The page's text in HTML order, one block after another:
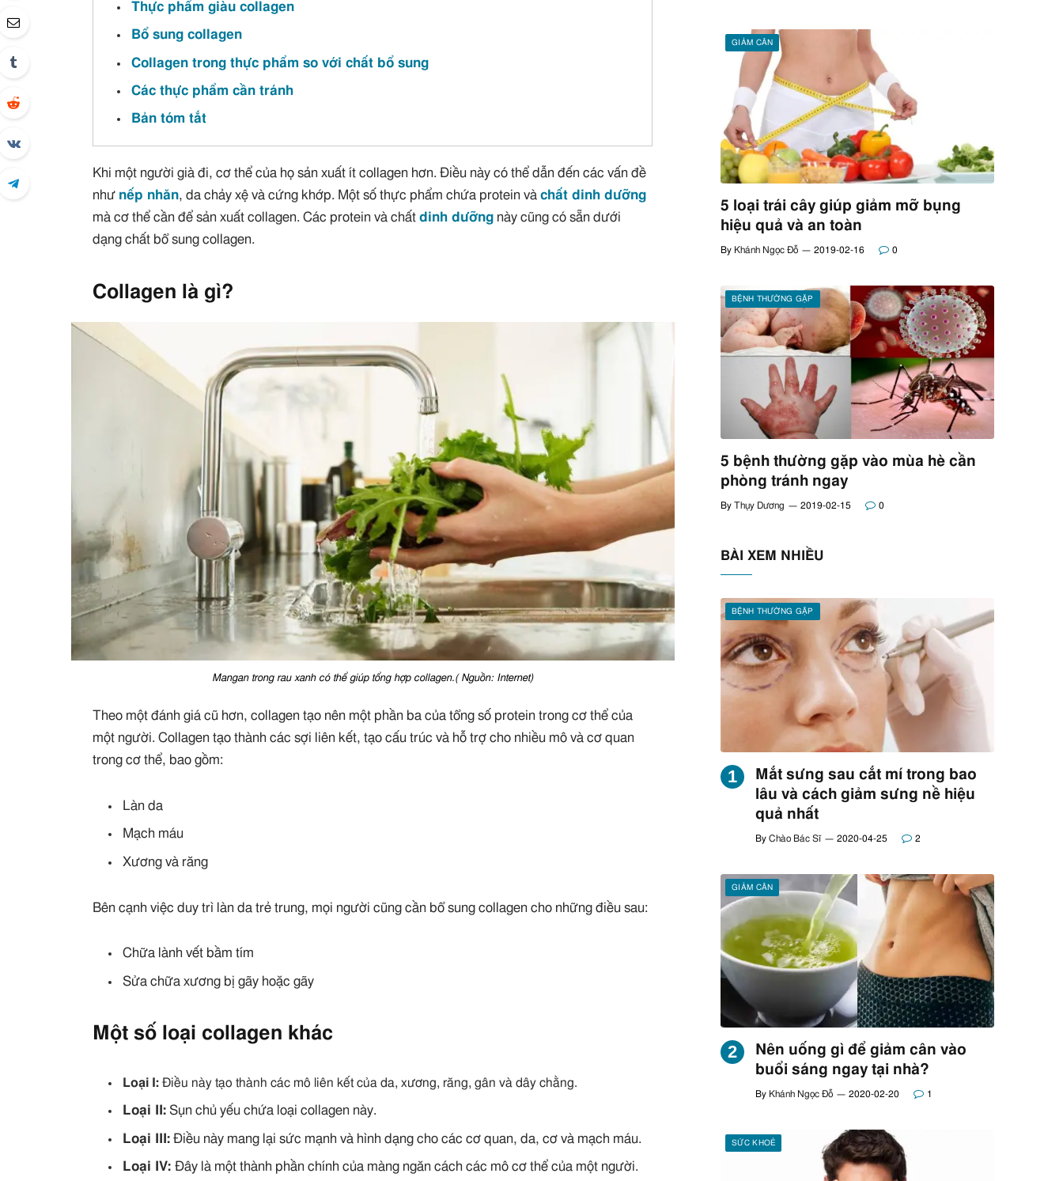
Thực phẩm giàu collagen
Bổ sung collagen
Collagen trong thực phẩm so với chất bổ sung
Các thực phẩm cần tránh
Bản tóm tắt
Khi một người già đi, cơ thể của họ sản xuất ít collagen hơn. Điều này có thể dẫn đến các vấn đề
như nếp nhăn, da chảy xệ và cứng khớp. Một số thực phẩm chứa protein vàchất dinh dưỡng
mà cơ thể cần để sản xuất collagen. Các protein và chấtdinh dưỡng này cũng có sẵn dưới
dạng chất bổ sung collagen.
Collagen là gì?
Mangan trong rau xanh có thể giúp tổng hợp collagen.( Nguồn: Internet)
Theo một đánh giá cũ hơn, collagen tạo nên một phần ba của tổng số protein trong cơ thể của
một người. Collagen tạo thành các sợi liên kết, tạo cấu trúc và hỗ trợ cho nhiều mô và cơ quan
trong cơ thể, bao gồm:
Làn da
Mạch máu
Xương và răng
Bên cạnh việc duy trì làn da trẻ trung, mọi người cũng cần bổ sung collagen cho những điều sau:
Chữa lành vết bầm tím
Sửa chữa xương bị gãy hoặc gãy
Một số loại collagen khác
Loại I: Điều này tạo thành các mô liên kết của da, xương, răng, gân và dây chằng.
Loại II: Sụn ​​chủ yếu chứa loại collagen này.
Loại III: Điều này mang lại sức mạnh và hình dạng cho các cơ quan, da, cơ và mạch máu.
Loại IV:Đây là một thành phần chính của màng ngăn cách các mô cơ thể của một người.
GIẢM CÂN
5 loại trái cây giúp giảm mỡ bụng
hiệu quả và an toàn
By Khánh Ngọc Đỗ 2019-02-16 0
BỆNH THƯỜNG GẶP
5 bệnh thường gặp vào mùa hè cần
phòng tránh ngay
By Thụy Dương 2019-02-15 0
BÀI XEM NHIỀU
BỆNH THƯỜNG GẶP
Mắt sưng sau cắt mí trong bao
lâu và cách giảm sưng nề hiệu
quả nhất
By Chào Bác Sĩ 2020-04-25 2
GIẢM CÂN
Nên uống gì để giảm cân vào
buổi sáng ngay tại nhà?
By Khánh Ngọc Đỗ 2020-02-20 1
SỨC KHOẺ